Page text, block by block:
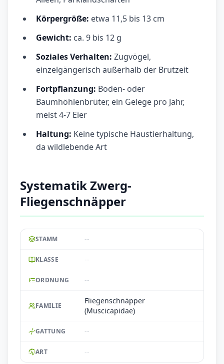
Körpergröße: etwa 11,5 bis 13 cm
Gewicht: ca. 9 bis 12 g
Soziales Verhalten: Zugvögel,
einzelgängerisch außerhalb der Brutzeit
Fortpflanzung: Boden- oder
Baumhöhlenbrüter, ein Gelege pro Jahr,
meist 4-7 Eier
Haltung: Keine typische Haustierhaltung,
da wildlebende Art
Systematik Zwerg-
Fliegenschnäpper
STAMM --
KLASSE --
ORDNUNG --
FAMILIE
Fliegenschnäpper
(Muscicapidae)
GATTUNG --
ART --